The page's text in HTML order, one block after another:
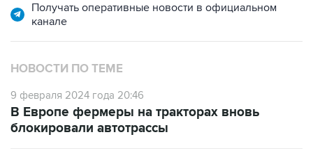
Получать оперативные новости в официальном
канале
НОВОСТИ ПО ТЕМЕ
9 февраля 2024 года 20:46
В Европе фермеры на тракторах вновь
блокировали автотрассы